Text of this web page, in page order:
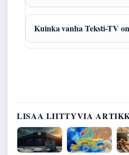
Kuinka vanha Teksti-TV
LISAA LIITTYVIA